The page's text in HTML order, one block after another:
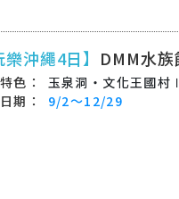
沖繩4日】 DMM水
玉泉洞‧文化王國村
9/2～12/29